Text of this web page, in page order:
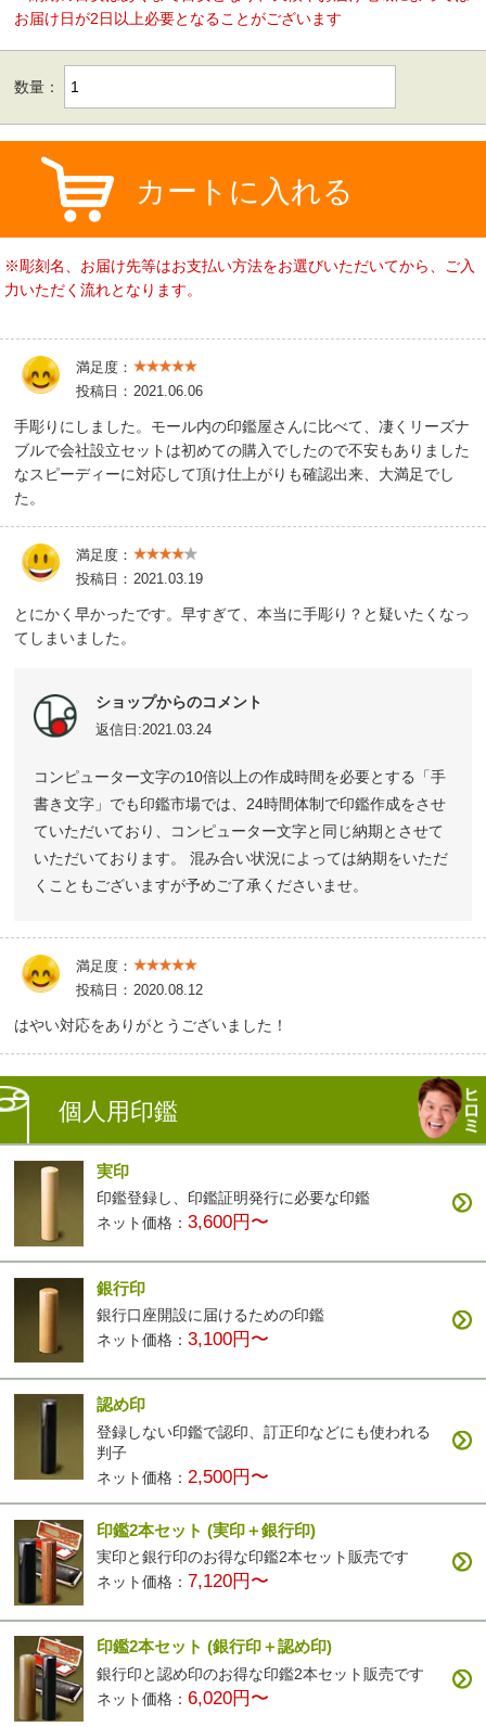
お届け日が2日以上必要となることがございます
数量：
カートに入れる
※彫刻名、お届け先等はお支払い方法をお選びいただいてから、ご入
力いただく流れとなります。
満足度：
投稿日： 2021.06.06
手彫りにしました。モール内の印鑑屋さんに比べて、凄くリーズナ
ブルで会社設立セットは初めての購入でしたので不安もありました
なスピーディーに対応して頂け仕上がりも確認出来、大満足でし
た。
満足度：
投稿日： 2021.03.19
とにかく早かったです。早すぎて、本当に手彫り？と疑いたくなっ
てしまいました。
ショップからのコメント
返信日:2021.03.24
コンピューター文字の10倍以上の作成時間を必要とする「手
書き文字」でも印鑑市場では、24時間体制で印鑑作成をさせ
ていただいており、コンピューター文字と同じ納期とさせて
いただいております。 混み合い状況によっては納期をいただ
くこともございますが予めご了承くださいませ。
満足度：
投稿日： 2020.08.12
はやい対応をありがとうございました！
個人用印鑑
実印
印鑑登録し、印鑑証明発行に必要な印鑑
ネット価格：3,600円〜
銀行印
銀行口座開設に届けるための印鑑
ネット価格：3,100円〜
認め印
登録しない印鑑で認印、訂正印などにも使われる
判子
ネット価格： 2,500円〜
印鑑2本セット(実印＋銀行印)
実印と銀行印のお得な印鑑2本セット販売です
ネット価格： 7,120円〜
印鑑2本セット(銀行印＋認め印)
銀行印と認め印のお得な印鑑2本セット販売です
ネット価格：6,020円〜